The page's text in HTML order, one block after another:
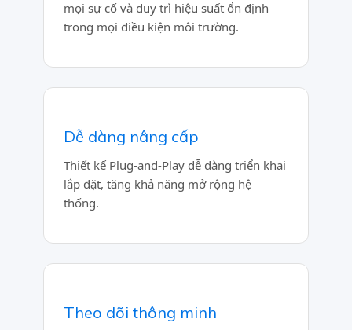
mọi sự cố và duy trì hiệu suất ổn định
trong mọi điều kiện môi trường.
Dễ dàng nâng cấp
Thiết kế Plug-and-Play dễ dàng triển khai
lắp đặt, tăng khả năng mở rộng hệ
thống.
Theo dõi thông minh